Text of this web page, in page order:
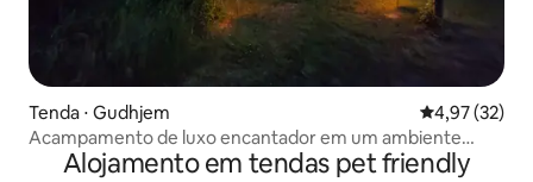
Tenda ⋅ Gudhjem 4,97 de uma
4,97 (32)
Acampamento de luxo encantador em um ambiente
exuberante
Alojamento em tendas pet friendly